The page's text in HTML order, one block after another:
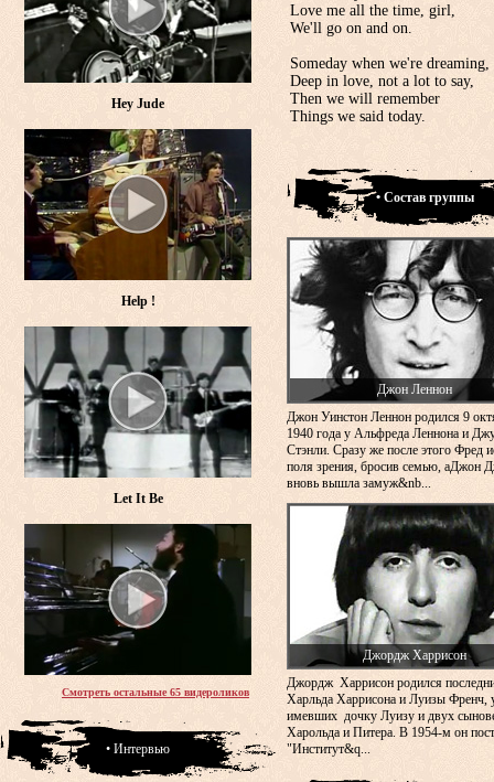
Love me all the time, girl,
We'll go on and on.
Someday when we're dreaming,
Deep in love, not a lot to say,
Then we will remember
Things we said today.
• Состав группы
Джон Леннон
Джон Уинстон Леннон родился 9
1940 года у Альфреда Леннона и
Стэнли. Сразу же после этого Фред
поля зрения, бросив семью, аДжон
вновь вышла замуж&nb...
Джордж Харрисон
Джордж Харрисон родился
Харльда Харрисона и Луизы Френч,
имевших дочку Луизу и двух
Харольда и Питера. В 1954-м он
"Институт&q...
Hey Jude
Help !
Let It Be
Смотреть остальные 65 видероликов
• Интервью